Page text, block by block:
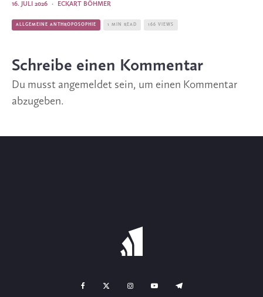
ECKART BÖHMER
·
16. JULI 2026
ALLGEMEINE ANTHROPOSOPHIE 1 MIN READ 166 VIEWS
Schreibe einen Kommentar
Du musst angemeldet sein, um einen Kommentar
abzugeben.